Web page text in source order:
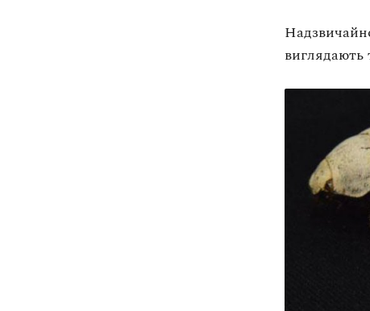
виглядають